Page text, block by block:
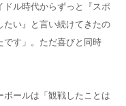
ドル時代からずっと『スポ
い』と言い続けてきたの
です」。ただ喜びと同時
ールは「観戦したことは